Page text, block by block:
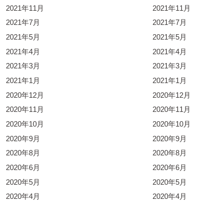
2021年11月
2021年7月
2021年5月
2021年4月
2021年3月
2021年1月
2020年12月
2020年11月
2020年10月
2020年9月
2020年8月
2020年6月
2020年5月
2020年4月
2021年11月
2021年7月
2021年5月
2021年4月
2021年3月
2021年1月
2020年12月
2020年11月
2020年10月
2020年9月
2020年8月
2020年6月
2020年5月
2020年4月